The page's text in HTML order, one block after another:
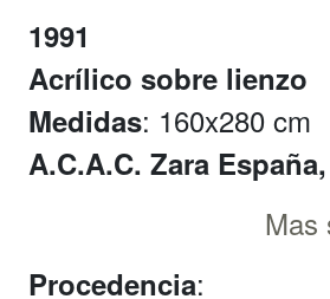
1991
Acrílico sobre lienzo
Medidas: 160x280 cm
A.C.A.C. Zara
Mas
Procedencia: